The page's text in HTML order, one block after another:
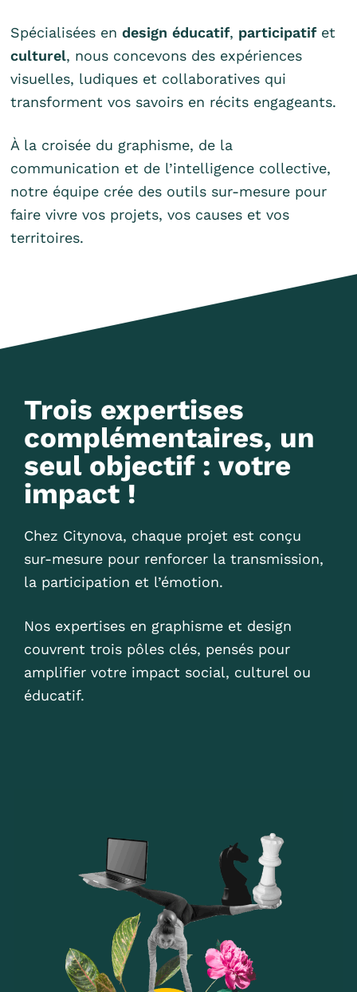
Spécialisées endesign éducatif, participatifet
culturel, nous concevons des expériences
visuelles, ludiques et collaboratives qui
transforment vos savoirs en récits engageants.
À la croisée du graphisme, de la
communication et de l’intelligence collective,
notre équipe crée des outils sur-mesure pour
faire vivre vos projets, vos causes et vos
territoires.
Trois expertises
complémentaires, un
seul objectif : votre
impact !
Chez Citynova, chaque projet est conçu
sur-mesure pour renforcer la transmission,
la participation et l’émotion.
Nos expertises en graphisme et design
couvrent trois pôles clés, pensés pour
amplifier votre impact social, culturel ou
éducatif.